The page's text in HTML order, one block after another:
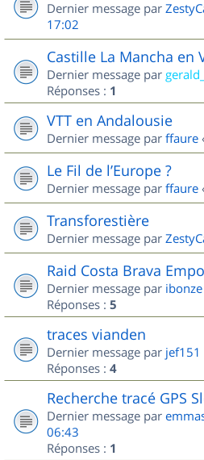
Dernier message par
17:02
Castille La Mancha en
Dernier message par
Réponses : 1
VTT en Andalousie
Dernier message par ffaure
Le Fil de l’Europe ?
Dernier message par ffaure
Transforestière
Dernier message par
Raid Costa Brava
Dernier message par ibonze
Réponses : 5
traces vianden
Dernier message par jef151
Réponses : 4
Recherche tracé GPS
Dernier message par
06:43
Réponses : 1